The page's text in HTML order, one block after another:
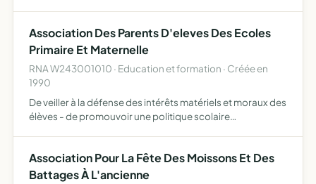
Association Des Parents D'eleves Des Ecoles
Primaire Et Maternelle
RNA W243001010 · Education et formation · Créée en
1990
De veiller à la défense des intérêts matériels et moraux des
élèves - de promouvoir une politique scolaire
et d'a…
Association Pour La Fête Des Moissons Et Des
Battages À L'ancienne